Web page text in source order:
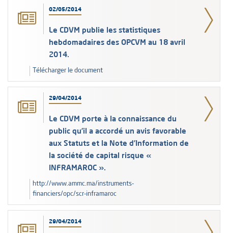
02/05/2014
Le CDVM publie les statistiques
hebdomadaires des OPCVM au 18 avril
2014.
Télécharger le document
29/04/2014
Le CDVM porte à la connaissance du
public qu’il a accordé un avis favorable
aux Statuts et la Note d’Information de
la société de capital risque «
INFRAMAROC ».
http://www.ammc.ma/instruments-
financiers/opc/scr-inframaroc
29/04/2014